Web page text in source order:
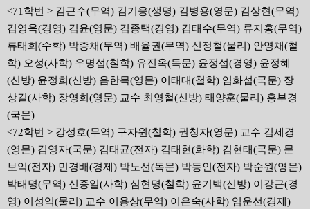
<71학번 > 김근수(무역) 김기웅(생명) 김병용(영문) 김상현(무역)
김영욱(경영) 김윤(영문) 김종택(경영) 김태수(무역) 류지홍(무역)
류태희(수학) 박종채(무역) 배율권(무역) 신정철(물리) 안영채(철
학) 오성(사학) 우명섭(철학) 유진옥(독문) 윤정섭(경영) 윤정혜
(신방) 윤정희(신방) 음한목(영문) 이태대(철학) 임화섭(국문) 장
상길(사학) 장영희(영문) 교수 최영철(신방) 태양훈(물리) 홍부경
(국문)
<72학번 > 강성호(무역) 구자원(철학) 권청자(영문) 교수 김세경
(영문) 김영자(국문) 김태균(전자) 김태현(화학) 김현태(국문) 문
보익(전자) 민경배(경제) 박노선(독문) 박동인(전자) 박순원(영문)
박태명(무역) 신종일(사학) 심현명(철학) 윤기백(신방) 이강근(경
영) 이성익(물리) 교수 이용상(무역) 이은숙(사학) 임운선(경제)